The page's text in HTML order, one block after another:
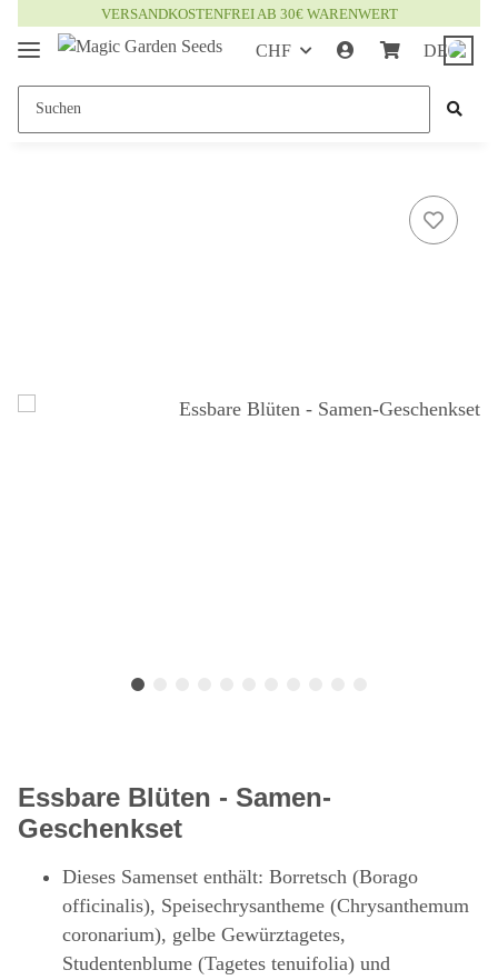
VERSANDKOSTENFREI AB 30€ WARENWERT
CHF DE
Essbare Blüten - Samen-
Geschenkset
Dieses Samenset enthält: Borretsch (Borago
officinalis), Speisechrysantheme (Chrysanthemum
coronarium), gelbe Gewürztagetes,
Studentenblume (Tagetes tenuifolia) und